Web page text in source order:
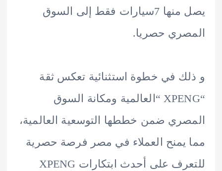
يصل منها 7سيارات فقط إلى السوق
حصريا.
في خطوة استثنائية تعكس ثقة
“XPENG “العالمية ومكانة السوق
ضمن خططها التوسعية العالمية،
يمنح العملاء في مصر فرصة حصرية
للتعرف على أحدث ابتكارات XPENG